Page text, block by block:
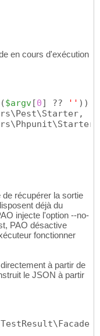
en cours d'exécution
($argv [0] ?? '' ) )
récupérer la sortie
déjà du
injecte l'option --no-
PAO désactive
fonctionner
à partir de
le JSON à partir